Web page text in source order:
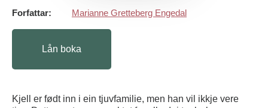
Forfattar: Marianne Gretteberg Engedal
Lån boka
Kjell er født inn i ein tjuvfamilie, men han vil ikkje vere